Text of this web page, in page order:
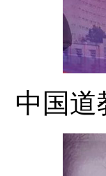
中国道